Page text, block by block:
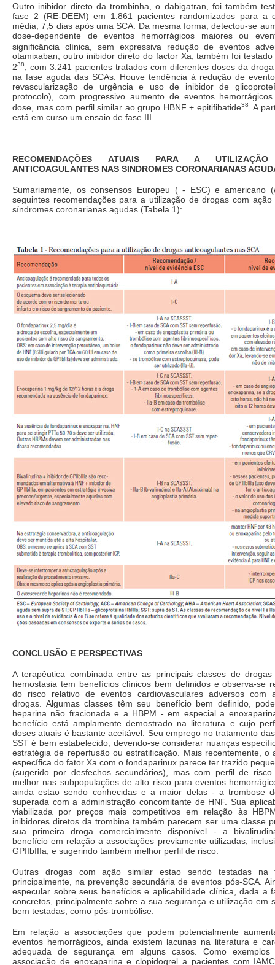
Outro inibidor direto da trombinha, o dabigatran, foi também
fase 2 (RE-DEEM) em 1.861 pacientes randomizados para a
média, 7,5 dias após uma SCA. Da mesma forma, detectou-se
dose-dependente de eventos hemorrágicos maiores ou
significância clínica, sem expressiva redução de eventos
otamixaban, outro inibidor direto do factor Xa, também foi
238
, com 3.241 pacientes tratados com diferentes doses da
na fase aguda das SCAs. Houve tendência à redução de
revascularização de urgência e uso de inibidor de
protocolo), com progressivo aumento de eventos
dose, mas com perfil similar ao grupo HBNF + epitifibatide38
. A
está em curso um ensaio de fase III.
RECOMENDAÇÕES ATUAIS PARA A
ANTICOAGULANTES NAS SINDROMES CORONARIANAS
Sumariamente, os consensos Europeu ( - ESC) e americano
seguintes recomendações para a utilização de drogas com ação
síndromes coronarianas agudas (Tabela 1):
CONCLUSÃO E PERSPECTIVAS
A terapêutica combinada entre as principais classes de
hemostasia tem benefícios clínicos bem definidos e observa-se
do risco relativo de eventos cardiovasculares adversos com
drogas. Algumas classes têm seu benefício bem definido,
heparina não fracionada e a HBPM - em especial a
benefício está amplamente demostrado na literatura e cujo
doses atuais é bastante aceitável. Seu emprego no tratamento
SST é bem estabelecido, devendo-se considerar nuanças
estratégia de reperfusão ou estratificação. Mais recentemente, o
específica do fator Xa com o fondaparinux parece ter trazido
(sugerido por desfechos secundários), mas com perfil de risco
melhor nas subpopulações de alto risco para eventos
ainda estao sendo conhecidas e a maior delas - a trombose
superada com a administração concomitante de HNF. Sua
viabilizada por preços mais competitivos em relação às
inibidores diretos da trombina também parecem ser uma classe
sua primeira droga comercialmente disponível - a
benefício em relação a associações previamente utilizadas,
GPIIbIIIa, e sugerindo também melhor perfil de risco.
Outras drogas com ação similar estao sendo testadas na
principalmente, na prevenção secundária de eventos pós-SCA.
especular sobre seus benefícios e aplicabilidade clínica, dada a
concretos, principalmente sobre a sua segurança e utilização em
bem testadas, como pós-trombólise.
Em relação a associações que podem potencialmente
eventos hemorrágicos, ainda existem lacunas na literatura e
adequada de segurança em alguns casos. Como
associação de enoxaparina e clopidogrel a pacientes com